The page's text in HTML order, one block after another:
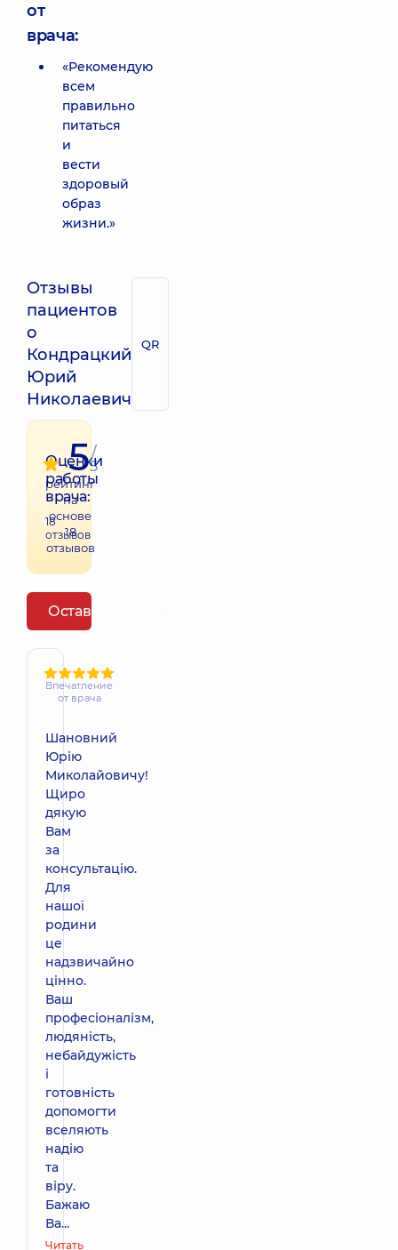
от
врача:
«Рекомендую
всем
правильно
питаться
и
вести
здоровый
образ
жизни.»
Отзывы
пациентов
о
Кондрацкий
Юрий
Николаевич
QR
Оценки
работы
врача:
18
отзывов
5/
5
рейтинг
на
основе
18
отзывов
Оставить отзыв
Впечатление
от врача
Шановний
Юрію
Миколайовичу!
Щиро
дякую
Вам
за
консультацію.
Для
нашої
родини
це
надзвичайно
цінно.
Ваш
професіоналізм,
людяність,
небайдужість
і
готовність
допомогти
вселяють
надію
та
віру.
Бажаю
Ва...
Читать